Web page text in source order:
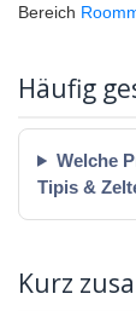
Bereich
Häufig
Welche
Tipis &
Kurz